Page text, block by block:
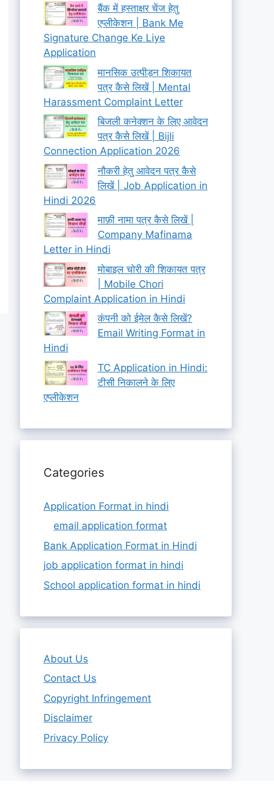
बैंक में हस्ताक्षर चेंज हेतु
एप्लीकेशन | Bank Me
Signature Change Ke Liye
Application
मानसिक उत्पीड़न शिकायत
पत्र कैसे लिखें | Mental
Harassment Complaint Letter
बिजली कनेक्शन के लिए आवेदन
पत्र कैसे लिखें | Bijli
Connection Application 2026
नौकरी हेतु आवेदन पत्र कैसे
लिखें | Job Application in
Hindi 2026
माफ़ी नामा पत्र कैसे लिखें |
Company Mafinama
Letter in Hindi
मोबाइल चोरी की शिकायत पत्र
| Mobile Chori
Complaint Application in Hindi
कंपनी को ईमेल कैसे लिखें?
Email Writing Format in
Hindi
TC Application in Hindi:
टीसी निकालने के लिए
एप्लीकेशन
Categories
Application Format in hindi
email application format
Bank Application Format in Hindi
job application format in hindi
School application format in hindi
About Us
Contact Us
Copyright Infringement
Disclaimer
Privacy Policy